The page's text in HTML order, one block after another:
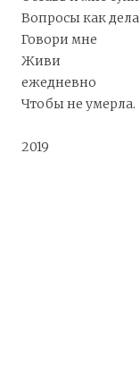
Вопросы как дела
Говори мне
Живи
ежедневно
Чтобы не умерла.
2019